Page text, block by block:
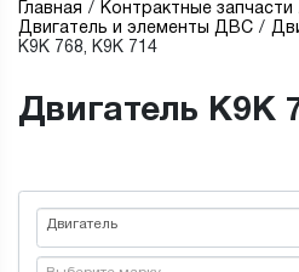
Главная
Контрактные запчасти
Двигатель и элементы ДВС
K9K 768, K9K 714
Двигатель K9K
Двигатель